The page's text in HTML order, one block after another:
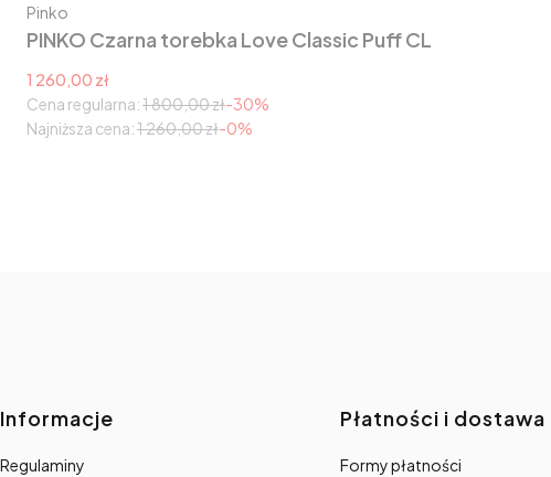
PINKO Czarna torebka Love Classic Puff CL
Producent
Pinko
Cena promocyjna
1 260,00 zł
Cena regularna:1 800,00 zł-30%
Najniższa cena:1 260,00 zł-0%
Linki w stopce
Informacje
Regulaminy
Płatności i dostawa
Formy płatności